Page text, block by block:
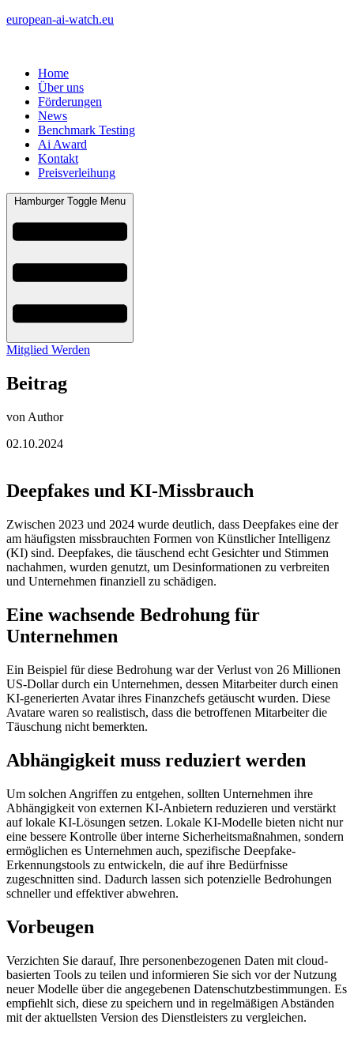
european-ai-watch.eu
Home
Über uns
Förderungen
News
Benchmark Testing
Ai Award
Kontakt
Preisverleihung
Hamburger Toggle Menu
Mitglied Werden
Beitrag
von Author
02.10.2024
Deepfakes und KI-Missbrauch
Zwischen 2023 und 2024 wurde deutlich, dass Deepfakes eine der
am häufigsten missbrauchten Formen von Künstlicher Intelligenz
(KI) sind. Deepfakes, die täuschend echt Gesichter und Stimmen
nachahmen, wurden genutzt, um Desinformationen zu verbreiten
und Unternehmen finanziell zu schädigen.
Eine wachsende Bedrohung für
Unternehmen
Ein Beispiel für diese Bedrohung war der Verlust von 26 Millionen
US-Dollar durch ein Unternehmen, dessen Mitarbeiter durch einen
KI-generierten Avatar ihres Finanzchefs getäuscht wurden. Diese
Avatare waren so realistisch, dass die betroffenen Mitarbeiter die
Täuschung nicht bemerkten.
Abhängigkeit muss reduziert werden
Um solchen Angriffen zu entgehen, sollten Unternehmen ihre
Abhängigkeit von externen KI-Anbietern reduzieren und verstärkt
auf lokale KI-Lösungen setzen. Lokale KI-Modelle bieten nicht nur
eine bessere Kontrolle über interne Sicherheitsmaßnahmen, sondern
ermöglichen es Unternehmen auch, spezifische Deepfake-
Erkennungstools zu entwickeln, die auf ihre Bedürfnisse
zugeschnitten sind. Dadurch lassen sich potenzielle Bedrohungen
schneller und effektiver abwehren.
Vorbeugen
Verzichten Sie darauf, Ihre personenbezogenen Daten mit cloud-
basierten Tools zu teilen und informieren Sie sich vor der Nutzung
neuer Modelle über die angegebenen Datenschutzbestimmungen. Es
empfiehlt sich, diese zu speichern und in regelmäßigen Abständen
mit der aktuellsten Version des Dienstleisters zu vergleichen.